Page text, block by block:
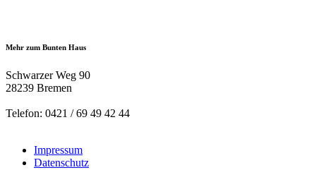
Mehr zum Bunten Haus
Schwarzer Weg 90
28239 Bremen
Telefon: 0421 / 69 49 42 44
Impressum
Datenschutz